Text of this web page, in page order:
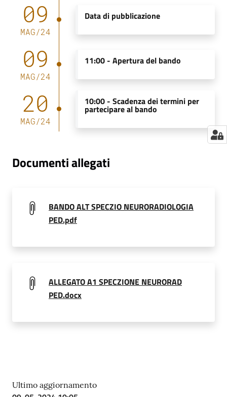
e
su
09
MAG/24
Data di pubblicazione
09
MAG/24
11:00 - Apertura del bando
20
MAG/24
10:00 - Scadenza dei termini per
partecipare al bando
Documenti allegati
BANDO ALT SPECZIO NEURORADIOLOGIA
PED.pdf
ALLEGATO A1 SPECZIONE NEURORAD
PED.docx
Ultimo aggiornamento